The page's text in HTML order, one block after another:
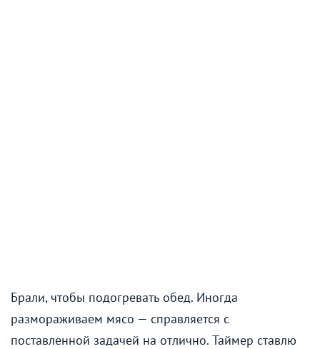
Брали, чтобы подогревать обед. Иногда
размораживаем мясо — справляется с
поставленной задачей на отлично. Таймер ставлю